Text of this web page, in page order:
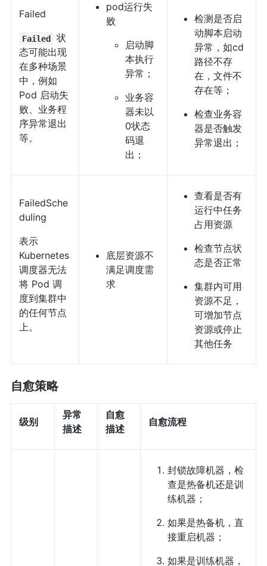
Failed
Failed
状
态可能出现
在多种场景
中，例如
Pod 启动失
败、业务程
序异常退出
等。
pod运行失
败
启动脚
本执行
异常；
业务容
器未以
0状态
码退
出；
检测是否启
动脚本启动
异常，如cd
路径不存
在，文件不
存在等；
检查业务容
器是否触发
异常退出；
FailedSche
duling
表示
Kubernetes
调度器无法
将 Pod 调
度到集群中
的任何节点
上。
底层资源不
满足调度需
求
查看是否有
运行中任务
占用资源
检查节点状
态是否正常
集群内可用
资源不足，
可增加节点
资源或停止
其他任务
自愈策略
级别
异常
描述
自愈
描述
自愈流程
封锁故障机器，检
查是热备机还是训
练机器；
如果是热备机，直
接重启机器；
如果是训练机器，